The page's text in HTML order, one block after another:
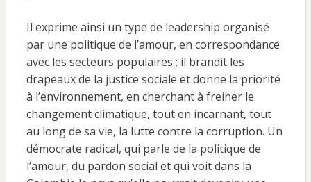
Il exprime ainsi un type de leadership organisé
par une politique de l’amour, en correspondance
avec les secteurs populaires ; il brandit les
drapeaux de la justice sociale et donne la priorité
à l’environnement, en cherchant à freiner le
changement climatique, tout en incarnant, tout
au long de sa vie, la lutte contre la corruption. Un
démocrate radical, qui parle de la politique de
l’amour, du pardon social et qui voit dans la